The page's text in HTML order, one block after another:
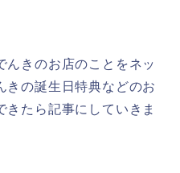
んきのお店のことをネッ
きの誕生日特典などのお
たら記事にしていきま